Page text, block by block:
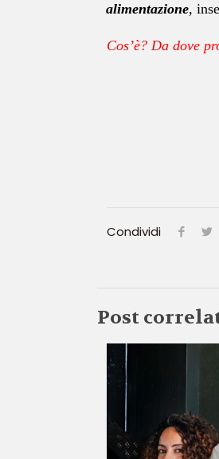
alimentazione,
Cos’è? Da dove
Condividi
Post